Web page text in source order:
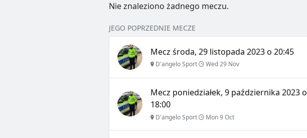
Nie znaleziono żadnego meczu.
JEGO POPRZEDNIE MECZE
Mecz środa, 29 listopada 2023 o 20:45
D'angelo Sport Wed 29 Nov
Mecz poniedziałek, 9 października 2023 o
18:00
D'angelo Sport Mon 9 Oct